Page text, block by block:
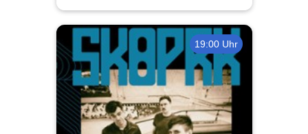
19:00 Uhr